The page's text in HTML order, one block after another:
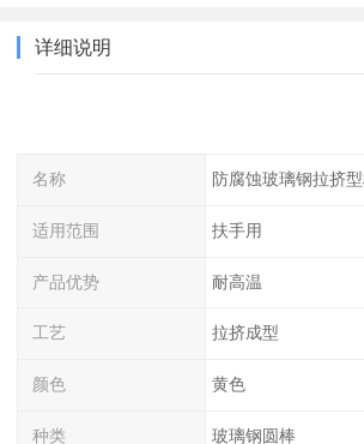
详细说明
名称 防腐蚀玻璃钢拉挤
适用范围 扶手用
产品优势 耐高温
工艺 拉挤成型
颜色 黄色
种类 玻璃钢圆棒